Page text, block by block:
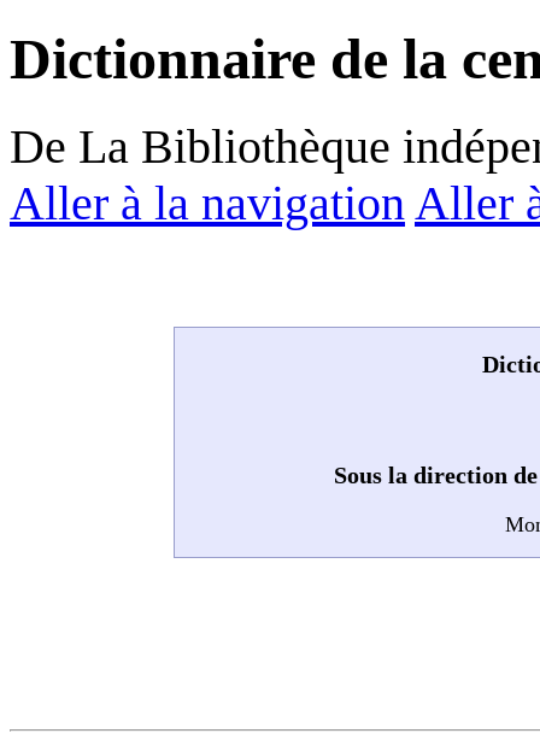
Dictionnaire de la
De La Bibliothèque
Aller à la navigation Aller
Sous la direction